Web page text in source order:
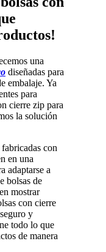
una
diseñadas para
embalaje. Ya
para
cierre zip para
la solución
con
en una
adaptarse a
bolsas de
mostrar
con cierre
y
todo lo que
de manera